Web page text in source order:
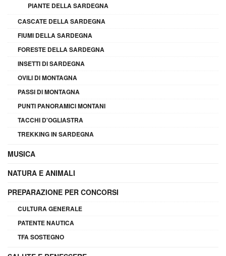
PIANTE DELLA SARDEGNA
CASCATE DELLA SARDEGNA
FIUMI DELLA SARDEGNA
FORESTE DELLA SARDEGNA
INSETTI DI SARDEGNA
OVILI DI MONTAGNA
PASSI DI MONTAGNA
PUNTI PANORAMICI MONTANI
TACCHI D'OGLIASTRA
TREKKING IN SARDEGNA
MUSICA
NATURA E ANIMALI
PREPARAZIONE PER CONCORSI
CULTURA GENERALE
PATENTE NAUTICA
TFA SOSTEGNO